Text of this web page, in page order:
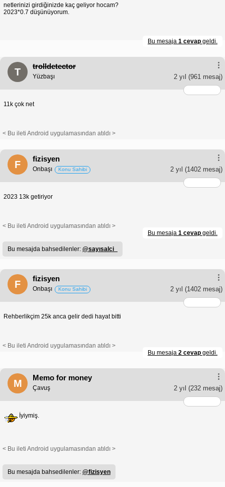
netlerinizi girdiğinizde kaç geliyor hocam?
2023*0.7 düşünüyorum.
Bu mesaja 1 cevap geldi.
T
trolldetector
2 yıl (961 mesaj)
Yüzbaşı
11k çok net
< Bu ileti Android uygulamasından atıldı >
F
fizisyen
2 yıl (1402 mesaj)
Onbaşı Konu Sahibi
2023 13k getiriyor
< Bu ileti Android uygulamasından atıldı >
Bu mesaja 1 cevap geldi.
Bu mesajda bahsedilenler: @sayısalci_
F
fizisyen
2 yıl (1402 mesaj)
Onbaşı Konu Sahibi
Rehberlikçim 25k anca gelir dedi hayat bitti
< Bu ileti Android uygulamasından atıldı >
Bu mesaja 2 cevap geldi.
M
Memo for money
2 yıl (232 mesaj)
Çavuş
İyiymiş.
< Bu ileti Android uygulamasından atıldı >
Bu mesajda bahsedilenler: @fizisyen